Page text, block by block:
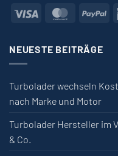
Visa
NEUESTE BEITRÄGE
Turbolader wechseln
nach Marke und Motor
Turbolader Hersteller im
& Co.